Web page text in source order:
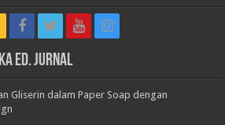
Ed. Jurnal
Gliserin dalam Paper Soap dengan